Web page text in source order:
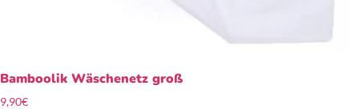
Bamboolik Wäschenetz groß
9,90€